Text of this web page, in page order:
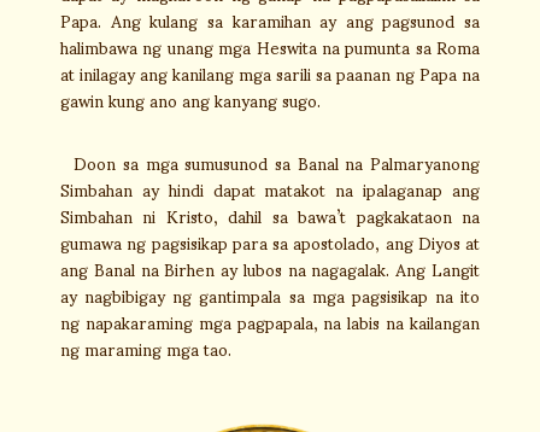
Papa. Ang kulang sa karamihan ay ang pagsunod sa
halimbawa ng unang mga Heswita na pumunta sa Roma
at inilagay ang kanilang mga sarili sa paanan ng Papa na
gawin kung ano ang kanyang sugo.
Doon sa mga sumusunod sa Banal na Palmaryanong
Simbahan ay hindi dapat matakot na ipalaganap ang
Simbahan ni Kristo, dahil sa bawa’t pagkakataon na
gumawa ng pagsisikap para sa apostolado, ang Diyos at
ang Banal na Birhen ay lubos na nagagalak. Ang Langit
ay nagbibigay ng gantimpala sa mga pagsisikap na ito
ng napakaraming mga pagpapala, na labis na kailangan
ng maraming mga tao.